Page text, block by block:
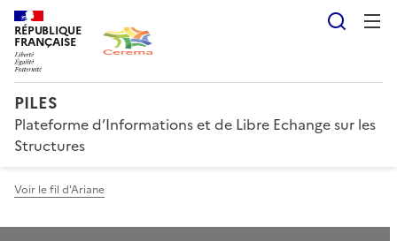
RÉPUBLIQUE
FRANÇAISE
PILES
Plateforme d’Informations et de Libre Echange sur les
Structures
Voir le fil d'Ariane